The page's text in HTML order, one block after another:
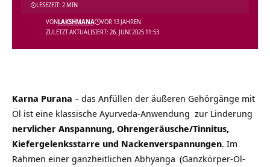
ZULETZT AKTUALISIERT: 26. JUNI 2025 11:53
VONLAKSHMANA VOR 13 JAHREN
LESEZEIT: 2 MIN
Karna Purana – das Anfüllen der äußeren Gehörgänge mit
Öl ist eine klassische Ayurveda-Anwendung zur Linderung
nervlicher Anspannung, Ohrengeräusche/Tinnitus,
Kiefergelenksstarre und Nackenverspannungen. Im
Rahmen einer ganzheitlichen Abhyanga (Ganzkörper-Öl-